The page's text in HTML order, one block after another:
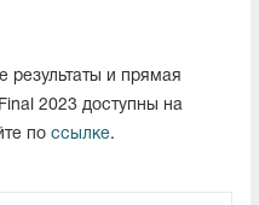
результаты и прямая
2023 доступны на
по ссылке.